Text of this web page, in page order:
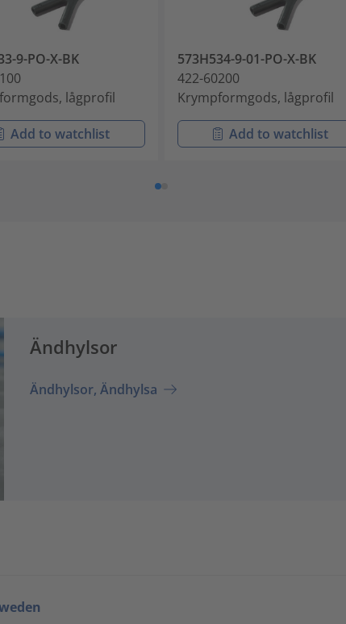
9-PO-X-BK
lågprofil
Add to watchlist
573H534-9-01-PO-X-BK
422-60200
Krympformgods, lågprofil
Add to watchlist
Ändhylsor
Ändhylsor, Ändhylsa